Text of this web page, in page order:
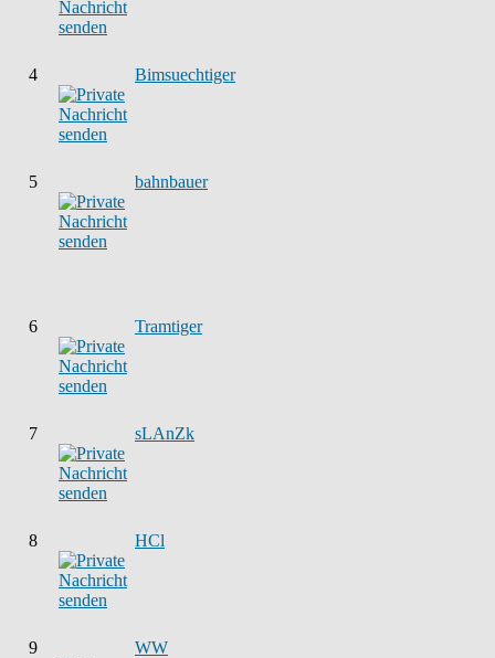
4 Bimsuechtiger
5 bahnbauer
6 Tramtiger
7 sLAnZk
8 HCl
9 WW